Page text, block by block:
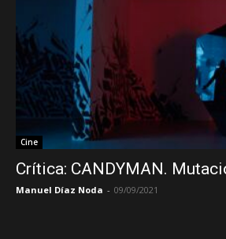
Cine
Crítica: CANDYMAN.
Manuel Díaz Noda - 09/09/2021